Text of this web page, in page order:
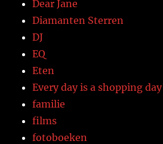
Dear Jane
Diamanten Sterren
DJ
EQ
Eten
Every day is a shopping day
familie
films
fotoboeken